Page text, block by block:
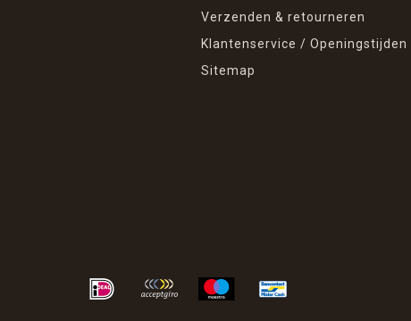
Verzenden & retourneren
Klantenservice / Openingstijden
Sitemap